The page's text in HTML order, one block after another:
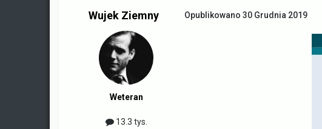
Wujek Ziemny
Weteran
13.3 tys.
Opublikowano30 Grudnia 2019